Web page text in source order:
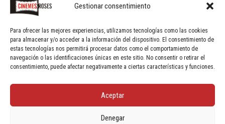
Gestionar consentimiento
Para ofrecer las mejores experiencias, utilizamos tecnologías como las cookies
para almacenar y/o acceder a la información del dispositivo. El consentimiento de
estas tecnologías nos permitirá procesar datos como el comportamiento de
navegación o las identificaciones únicas en este sitio. No consentir o retirar el
consentimiento, puede afectar negativamente a ciertas características y funciones.
Aceptar
Denegar
Gran Via de Pau Casals 250, 17480 Roses (Girona)
972 15 46 46
© Cinemes Roses - 2022, all rights reserved | Powered by